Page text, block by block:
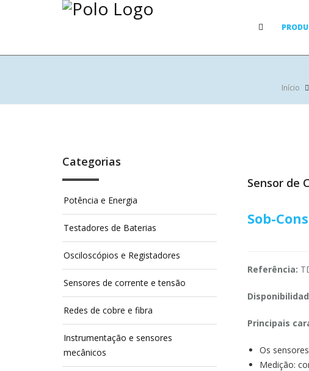
Início
Sensor de
Sob-
Referência:
Principais
Os
Medição:
Categorias
Potência e Energia
Testadores de Baterias
Osciloscópios e Registadores
Sensores de corrente e tensão
Redes de cobre e fibra
Instrumentação e sensores
mecânicos